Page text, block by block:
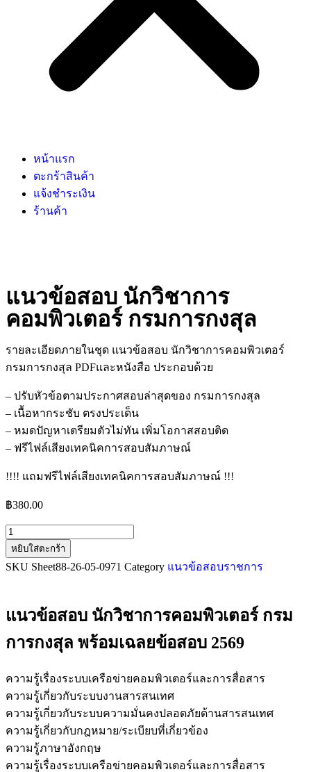
หน้าแรก
ตะกร้าสินค้า
แจ้งชำระเงิน
ร้านค้า
แนวข้อสอบ นักวิชาการ
คอมพิวเตอร์ กรมการกงสุล
รายละเอียดภายในชุด แนวข้อสอบ นักวิชาการคอมพิวเตอร์
กรมการกงสุล PDFและหนังสือ ประกอบด้วย
– ปรับหัวข้อตามประกาศสอบล่าสุดของ กรมการกงสุล
– เนื้อหากระชับ ตรงประเด็น
– หมดปัญหาเตรียมตัวไม่ทัน เพิ่มโอกาสสอบติด
– ฟรีไฟล์เสียงเทคนิคการสอบสัมภาษณ์
!!!! แถมฟรีไฟล์เสียงเทคนิคการสอบสัมภาษณ์ !!!
฿380.00
หยิบใส่ตะกร้า
SKU Sheet88-26-05-0971 Category แนวข้อสอบราชการ
แนวข้อสอบ นักวิชาการคอมพิวเตอร์ กรม
การกงสุล พร้อมเฉลยข้อสอบ 2569
ความรู้เรื่องระบบเครือข่ายคอมพิวเตอร์และการสื่อสาร
ความรู้เกี่ยวกับระบบงานสารสนเทศ
ความรู้เกี่ยวกับระบบความมั่นคงปลอดภัยด้านสารสนเทศ
ความรู้เกี่ยวกับกฎหมาย/ระเบียบที่เกี่ยวข้อง
ความรู้ภาษาอังกฤษ
ความรู้เรื่องระบบเครือข่ายคอมพิวเตอร์และการสื่อสาร